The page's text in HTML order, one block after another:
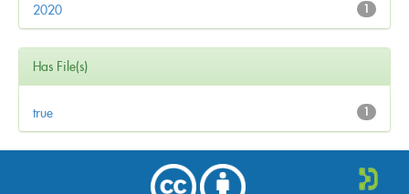
1
2020
Has File(s)
1
true